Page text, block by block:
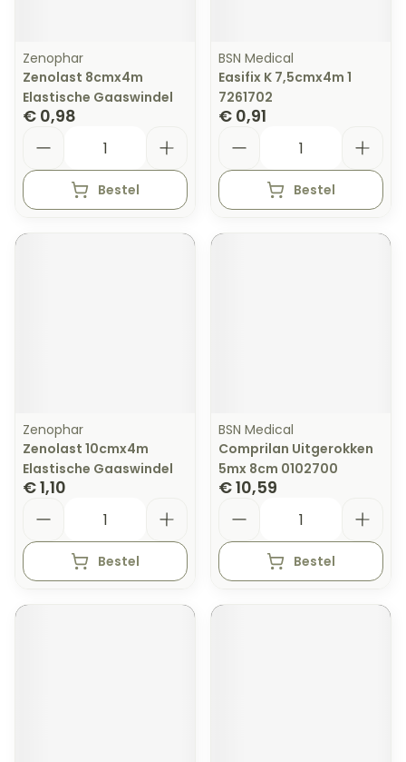
Zenophar
Zenolast 8cmx4m
Elastische Gaaswindel
€ 0,98
Bestel
BSN Medical
Easifix K 7,5cmx4m 1
7261702
€ 0,91
Bestel
Zenophar
Zenolast 10cmx4m
Elastische Gaaswindel
€ 1,10
Bestel
BSN Medical
Comprilan Uitgerokken
5mx 8cm 0102700
€ 10,59
Bestel